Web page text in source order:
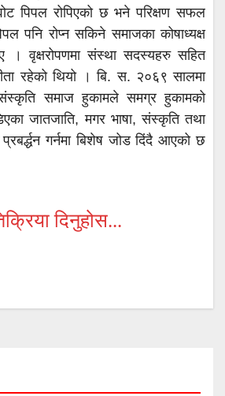
पिपल रोपिएको छ भने परिक्षण सफल
पनि रोप्न सकिने समाजका कोषाध्यक्ष
। वृक्षरोपणमा संस्था सदस्यहरु सहित
रहेको थियो । बि. स. २०६९ सालमा
समाज हुकामले समग्र हुकामको
जातजाति, मगर भाषा, संस्कृति तथा
गर्नमा बिशेष जोड दिंदै आएको छ
दिनुहोस...